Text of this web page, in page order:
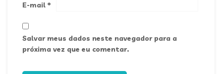
E-mail *
Salvar meus dados neste navegador para a
próxima vez que eu comentar.